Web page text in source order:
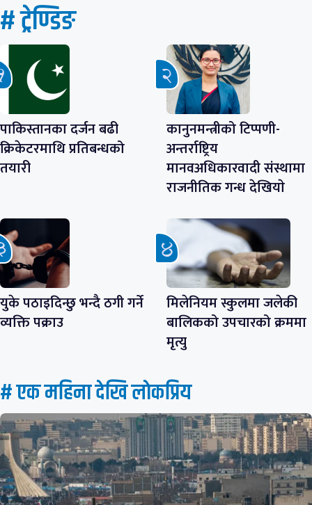
# ट्रेण्डिङ
पाकिस्तानका दर्जन बढी
क्रिकेटरमाथि प्रतिबन्धको
तयारी
कानुनमन्त्रीको टिप्पणी-
अन्तर्राष्ट्रिय
मानवअधिकारवादी संस्थामा
राजनीतिक गन्ध देखियाे
युके पठाइदिन्छु भन्दै ठगी गर्ने
व्यक्ति पक्राउ
मिलेनियम स्कुलमा जलेकी
बालिकको उपचारको क्रममा
मृत्यु
# एक महिना देखि लाेकप्रिय